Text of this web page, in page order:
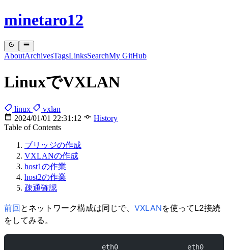
minetaro12
AboutArchivesTagsLinksSearchMy GitHub
LinuxでVXLAN
linux
vxlan
2024/01/01 22:31:12
History
Table of Contents
ブリッジの作成
VXLANの作成
host1の作業
host2の作業
疎通確認
前回とネットワーク構成は同じで、 VXLANを使ってL2接続
をしてみる。
                      eth0                 eth0